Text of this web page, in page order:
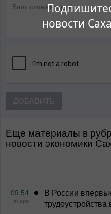
новости
ДОБАВИТЬ
Еще материалы в
Новости экономики
09:54
вчера
В России